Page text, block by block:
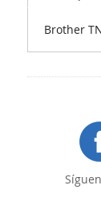
Brother